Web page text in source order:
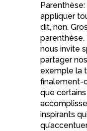
appliquer
dit, non.
parenthèse.
nous invite
partager
exemple la
finalement-
que certains
inspirants